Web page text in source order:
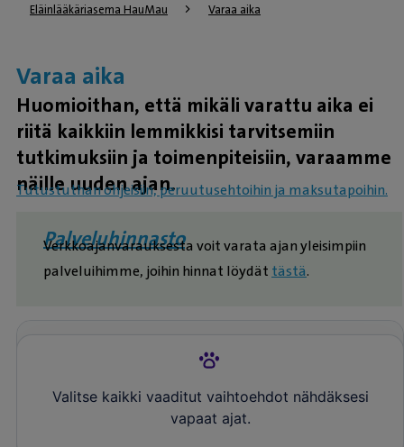
Eläinlääkäriasema HauMau
Varaa aika
Varaa aika
Huomioithan, että mikäli varattu aika ei
riitä kaikkiin lemmikkisi tarvitsemiin
tutkimuksiin ja toimenpiteisiin, varaamme
näille uuden ajan.
Tutustuthan ohjeisiin, peruutusehtoihin ja maksutapoihin.
Palveluhinnasto
Verkkoajanvarauksesta voit varata ajan yleisimpiin
palveluihimme, joihin hinnat löydät tästä.